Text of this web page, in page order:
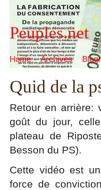
Peuples.net
Home Archives
Quid de la
Retour en arrière:
goût du jour,
plateau de
Besson du PS).
Cette vidéo est
force de